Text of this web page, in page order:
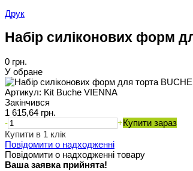
Друк
Набір силіконових форм
0 грн.
У обране
Артикул: Kit Buche VIENNA
Закінчився
1 615,64 грн.
-
+Купити зараз
Купити в 1 клік
Повідомити о надходженні
Повідомити о надходженні товару
Ваша заявка прийнята!